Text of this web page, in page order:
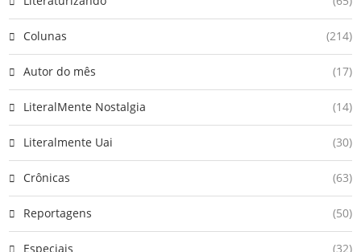
Colunas (214)
Autor do mês (17)
LiteralMente Nostalgia (14)
Literalmente Uai (30)
Crônicas (63)
Reportagens (50)
Especiais (32)